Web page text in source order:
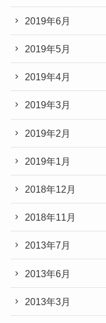
2019年6月
2019年5月
2019年4月
2019年3月
2019年2月
2019年1月
2018年12月
2018年11月
2013年7月
2013年6月
2013年3月